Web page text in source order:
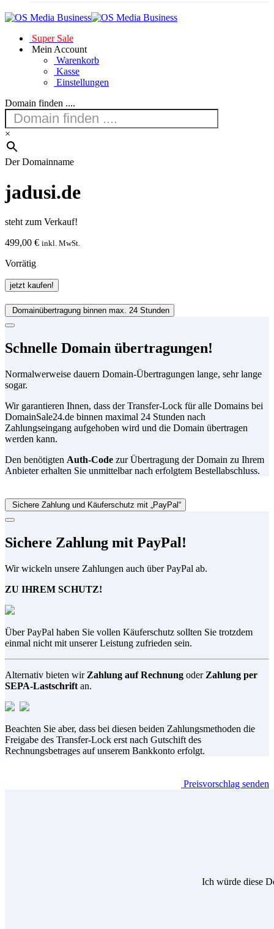
Super Sale
Mein Account
Warenkorb
Kasse
Einstellungen
Domain finden ....
×
Der Domainname
jadusi.de
steht zum Verkauf!
499,00 € inkl. MwSt.
Vorrätig
jadusi.de
Menge
jetzt kaufen!
Domainübertragung binnen max. 24 Stunden
Schnelle Domain übertragungen!
Normalwerweise dauern Domain-Übertragungen lange, sehr lange
sogar.
Wir garantieren Ihnen, dass der Transfer-Lock für alle Domains bei
DomainSale24.de binnen maximal 24 Stunden nach
Zahlungseingang aufgehoben wird und die Domain übertragen
werden kann.
Den benötigten Auth-Code zur Übertragung der Domain zu Ihrem
Anbieter erhalten Sie unmittelbar nach erfolgtem Bestellabschluss.
Sichere Zahlung und Käuferschutz mit „PayPal“
Sichere Zahlung mit PayPal!
Wir wickeln unsere Zahlungen auch über PayPal ab.
ZU IHREM SCHUTZ!
Über PayPal haben Sie vollen Käuferschutz sollten Sie trotzdem
einmal nicht mit unserer Leistung zufrieden sein.
Alternativ bieten wir Zahlung auf Rechnung oder Zahlung per
SEPA-Lastschrift an.
Beachten Sie aber, dass bei diesen beiden Zahlungsmethoden die
Freigabe des Transfer-Lock erst nach Gutschift des
Rechnungsbetrages auf unserem Bankkonto erfolgt.
Preisvorschlag senden
Ich würde diese